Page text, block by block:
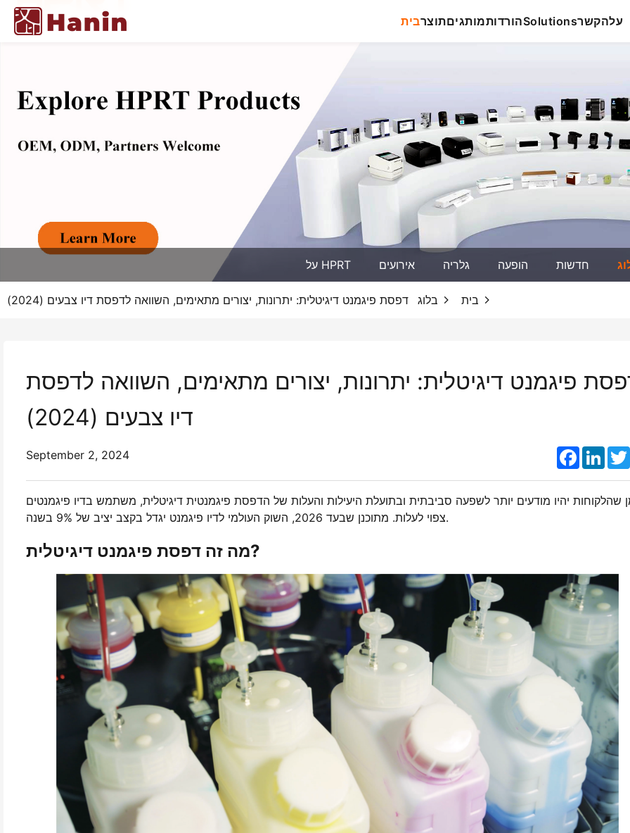
ביתתוצרמותגיםהורדותSolutionsהקשרעל
על HPRT אירועים גלריה הופעה חדשות
בית בלוג דפסת פיגמנט דיגיטלית: יתרונות, יצורים מתאימים, השוואה לדפסת דיו צבעים (2024)
פיגמנט דיגיטלית: יתרונות, יצורים מתאימים, השוואה לדפסת
דיו צבעים (2024)
September 2, 2024
שהלקוחות יהיו מודעים יותר לשפעה סביבתית ובתועלת היעילות והעלות של הדפסת פיגמנטית דיגיטלית, משתמש בדיו פיגמנטים
צפוי לעלות. מתוכנן שבעד 2026, השוק העולמי לדיו פיגמנט יגדל בקצב יציב של 9% בשנה.
מה זה דפסת פיגמנט דיגיטלית?